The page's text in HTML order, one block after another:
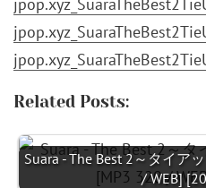
Related Posts:
Suara - The Best 2～タイア
/ WEB]